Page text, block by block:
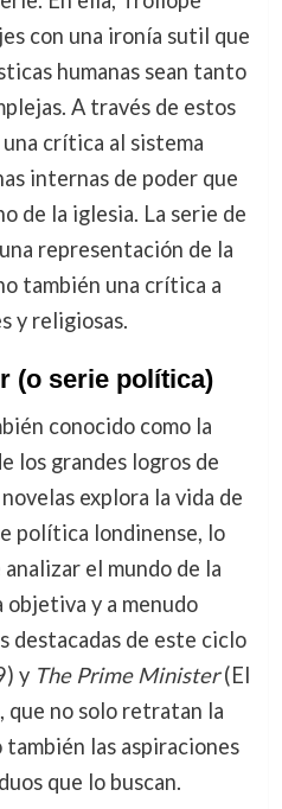
con una ironía sutil que
humanas sean tanto
A través de estos
crítica al sistema
internas de poder que
de la iglesia. La serie de
representación de la
también una crítica a
y religiosas.
(o serie política)
conocido como la
los grandes logros de
explora la vida de
política londinense, lo
el mundo de la
y a menudo
destacadas de este ciclo
y The Prime Minister(El
no solo retratan la
las aspiraciones
que lo buscan.